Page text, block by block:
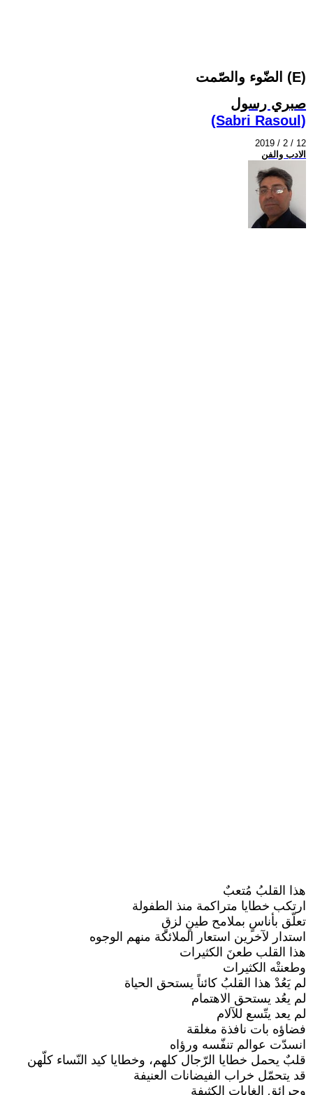
الضّوء والصّمت (E)
صبري رسول
(Sabri Rasoul)
2019 / 2 / 12
الادب والفن
هذا القلبُ مُتعبٌ
ارتكب خطايا متراكمة منذ الطفولة
تعلّق بأناسٍ بملامح طينٍ لزقٍ
استدار لآخرين استعار الملائكة منهم الوجوه
هذا القلب طعنَ الكثيرات
وطعنتْه الكثيرات
لم يَعُدْ هذا القلبُ كائناً يستحق الحياة
لم يعُد يستحق الاهتمام
لم يعد يتّسع للآلام
فضاؤه بات نافذة مغلقة
انسدّت عوالم تنفّسه ورؤاه
قلبٌ يحمل خطايا الرّجال كلهم، وخطايا كيد النّساء كلّهن
قد يتحمّل خراب الفيضانات العنيفة
وحرائق الغابات الكثيفة